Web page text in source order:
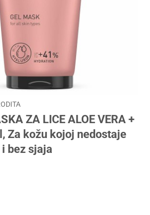
ZA LICE ALOE VERA +
Za kožu kojoj nedostaje
bez sjaja